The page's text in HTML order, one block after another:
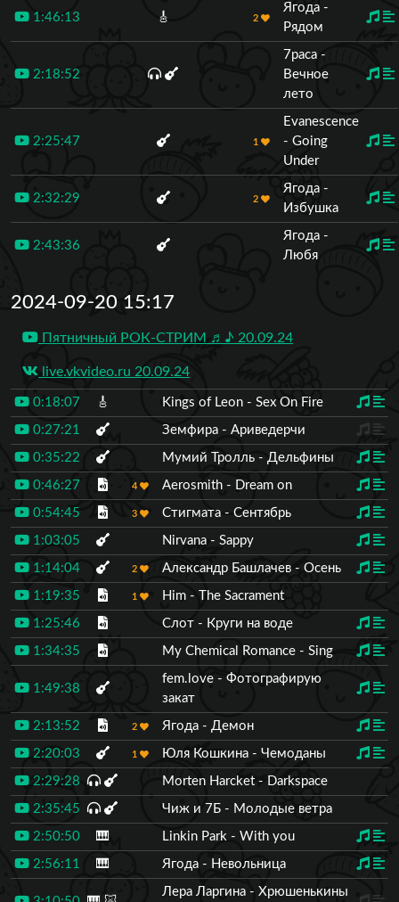
1:46:13 🎸 2
Ягода -
Рядом
2:18:52
7раса -
Вечное
лето
2:25:47 1
Evanescence
- Going
Under
2:32:29 2
Ягода -
Избушка
2:43:36
Ягода -
Любя
2024-09-20 15:17
Пятничный РОК-СТРИМ ♬♪ 20.09.24
live.vkvideo.ru 20.09.24
0:18:07 🎸 Kings of Leon - Sex On Fire
0:27:21 Земфира - Ариведерчи
0:35:22 Мумий Тролль - Дельфины
0:46:27 4 Aerosmith - Dream on
0:54:45 3 Стигмата - Сентябрь
1:03:05 Nirvana - Sappy
1:14:04 2 Александр Башлачев - Осень
1:19:35 1 Him - The Sacrament
1:25:46 Слот - Круги на воде
1:34:35 My Chemical Romance - Sing
1:49:38
fem.love - Фотографирую
закат
2:13:52 2 Ягода - Демон
2:20:03 1 Юля Кошкина - Чемоданы
2:29:28 Morten Harcket - Darkspace
2:35:45 Чиж и 7Б - Молодые ветра
2:50:50 🎹 Linkin Park - With you
2:56:11 🎹 Ягода - Невольница
Лера Ларгина - Хрюшенькины